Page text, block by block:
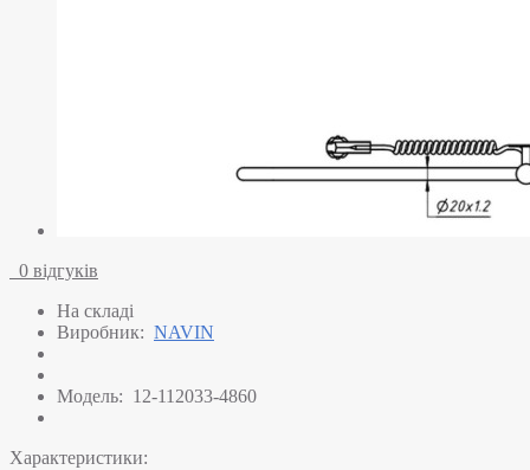
0 відгуків
На складі
Виробник: NAVIN
Модель: 12-112033-4860
Характеристики: